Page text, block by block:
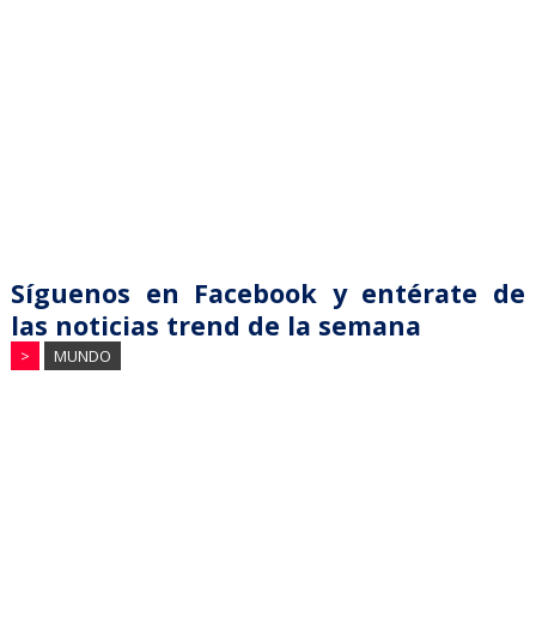
Síguenos en Facebook y entérate de
las noticias trend de la semana
> MUNDO